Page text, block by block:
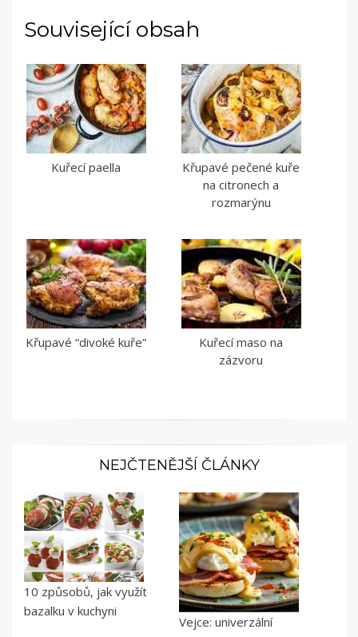
Související obsah
Kuřecí paella
Křupavé pečené kuře
na citronech a
rozmarýnu
Křupavé “divoké kuře”
Kuřecí maso na
zázvoru
NEJČTENĚJŠÍ ČLÁNKY
10 způsobů, jak využít
bazalku v kuchyni
Vejce: univerzální